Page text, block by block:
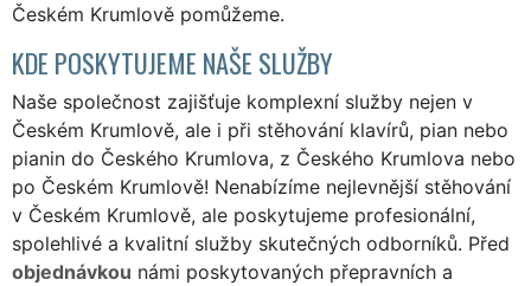
Českém Krumlově pomůžeme.
KDE POSKYTUJEME NAŠE SLUŽBY
Naše společnost zajišťuje komplexní služby nejen v
Českém Krumlově, ale i při stěhování klavírů, pian nebo
pianin do Českého Krumlova, z Českého Krumlova nebo
po Českém Krumlově! Nenabízíme nejlevnější stěhování
v Českém Krumlově, ale poskytujeme profesionální,
spolehlivé a kvalitní služby skutečných odborníků. Před
objednávkou námi poskytovaných přepravních a